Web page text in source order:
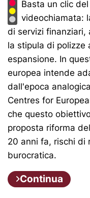
Basta un clic
videochiamata:
di servizi finanziari,
la stipula di polizze
espansione. In
europea intende
dall'epoca
Centres for
che questo
proposta riforma
20 anni fa, rischi di
burocratica.
Continua